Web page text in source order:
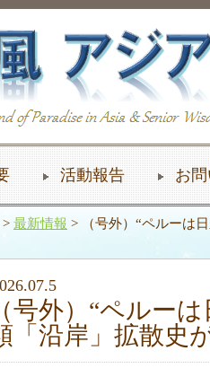
活動報告 お問
> 最新情報 > （号外）“ペルーは
（号外）“ペルー
「沿岸」拡散史